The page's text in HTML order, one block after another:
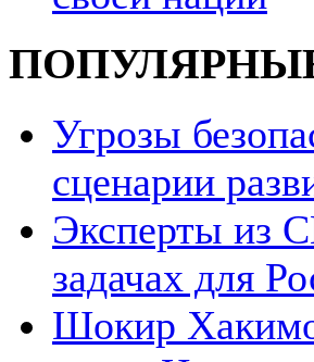
Угрозы
сценарии
Эксперты из
задачах для
Шокир